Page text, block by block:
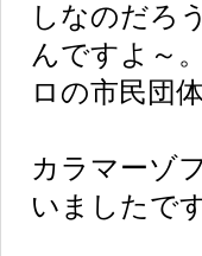
しなのだろ
んですよ～
ロの市民団
カラマーゾ
いましたで